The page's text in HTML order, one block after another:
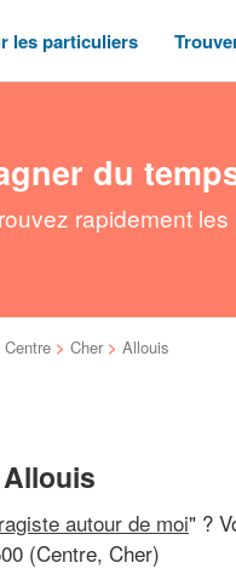
les particuliers
du
rapidement
Centre > Cher > Allouis
autour de moi" ?
(Centre, Cher)